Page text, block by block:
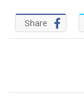
آسان
Share